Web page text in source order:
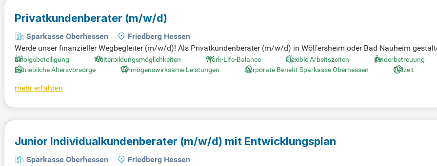
Privatkundenberater (m/w/d)
Sparkasse Oberhessen
Friedberg Hessen
Werde unser finanzieller Wegbegleiter (m/w/d)! Als Privatkundenberater (m/w/d) in Wölfersheim oder Bad Nauheim
er Sparkasse und betreust rund 100.000 Kunden zuverlässig. Bewirb Dich jetzt für mehr Informationen!
Erfolgsbeteiligung Weiterbildungsmöglichkeiten Work-Life-Balance Flexible Arbeitszeiten
Kinderbetreuung
Betriebliche Altersvorsorge
Vermögenswirksame Leistungen Corporate Benefit Sparkasse Oberhessen Teilzeit
mehr erfahren
Junior Individualkundenberater (m/w/d) mit Entwicklungsplan
Sparkasse Oberhessen
Friedberg Hessen